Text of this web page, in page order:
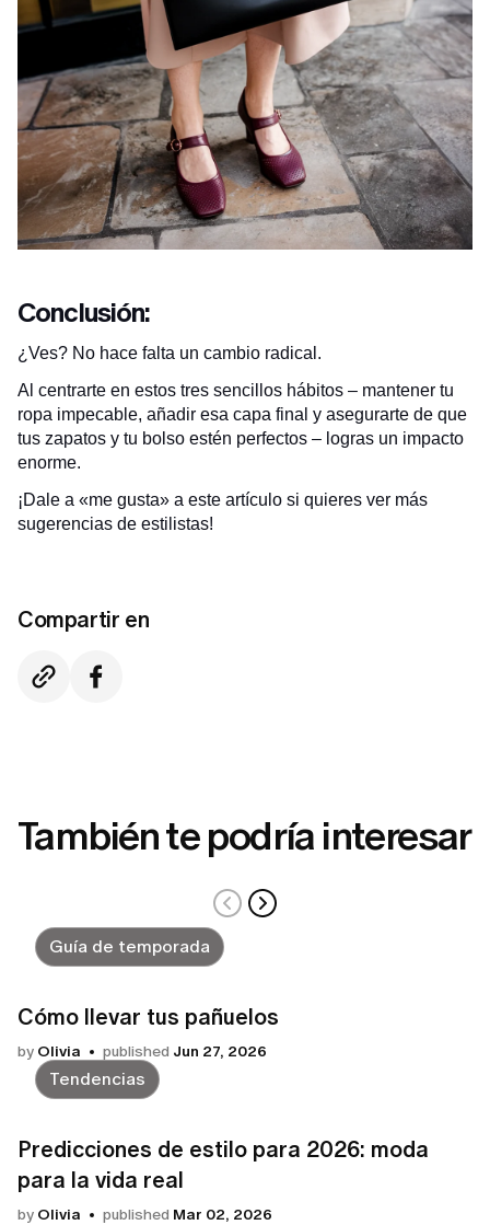
Conclusión:
¿Ves? No hace falta un cambio radical.
Al centrarte en estos tres sencillos hábitos – mantener tu
ropa impecable, añadir esa capa final y asegurarte de que
tus zapatos y tu bolso estén perfectos – logras un impacto
enorme.
¡Dale a «me gusta» a este artículo si quieres ver más
sugerencias de estilistas!
Compartir en
También te podría interesar
Guía de temporada
Cómo llevar tus pañuelos
by Olivia published Jun 27, 2026
Tendencias
Predicciones de estilo para 2026: moda
para la vida real
by Olivia published Mar 02, 2026